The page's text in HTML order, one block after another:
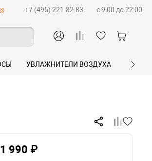
+7 (495) 221-82-83 c 9:00 до 22:00
УВЛАЖНИТЕЛИ ВОЗДУХА
1 990 ₽